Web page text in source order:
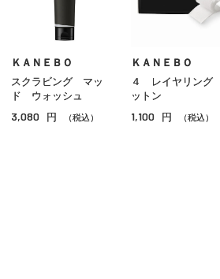
美容液
オイル
アイケア
ＫＡＮＥＢＯ
スクラビング マッ
ド ウォッシュ
3,080 円 （税込）
ＫＡＮＥＢＯ
４ レイヤリング
ットン
1,100 円 （税込）